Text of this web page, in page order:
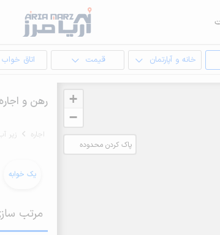
خانه و آپارتمان قیمت اتاق خواب
+
−
پاک کردن محدوده
رهن و
اجاره زیر
یک خوابه
مرتب